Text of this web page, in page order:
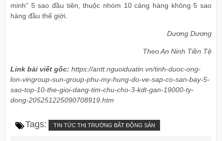
minh” 5 sao đầu tiên, thuộc nhóm 10 cảng hàng không 5 sao
hàng đầu thế giới.
Dương Dương
Theo An Ninh Tiền Tệ
Link bài viết gốc: https://antt.nguoiduatin.vn/tinh-duoc-ong-
lon-vingroup-sun-group-phu-my-hung-do-ve-sap-co-san-bay-5-
sao-top-10-the-gioi-dang-tim-chu-cho-3-kdt-gan-19000-ty-
dong-205251225090708919.htm
Tags: TIN TỨC THỊ TRƯỜNG BẤT ĐỘNG SẢN